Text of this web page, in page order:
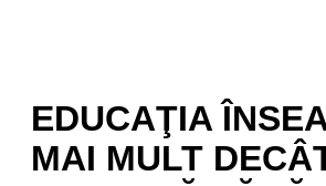
EDUCAŢIA
MAI MULT